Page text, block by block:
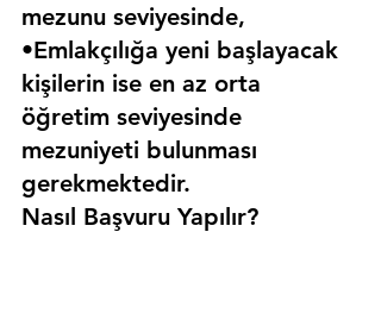
mezunu seviyesinde,
•Emlakçılığa yeni başlayacak
kişilerin ise en az orta
öğretim seviyesinde
mezuniyeti bulunması
gerekmektedir.
Nasıl Başvuru Yapılır?